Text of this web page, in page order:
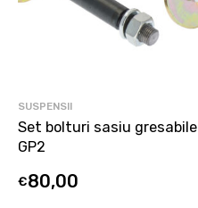
SUSPENSII
Set bolturi sasiu gresabile
GP2
€80,00